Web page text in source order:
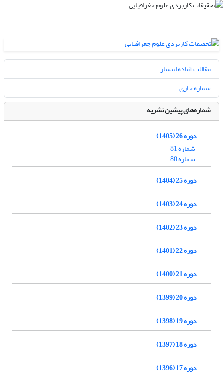
مقالات آماده انتشار
شماره جاری
شماره‌های پیشین نشریه
دوره 26 (1405)
شماره 81
شماره 80
دوره 25 (1404)
دوره 24 (1403)
دوره 23 (1402)
دوره 22 (1401)
دوره 21 (1400)
دوره 20 (1399)
دوره 19 (1398)
دوره 18 (1397)
دوره 17 (1396)